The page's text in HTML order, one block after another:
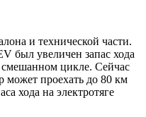
и технической части.
был увеличен запас хода
смешанном цикле. Сейчас
может проехать до 80 км
хода на электротяге